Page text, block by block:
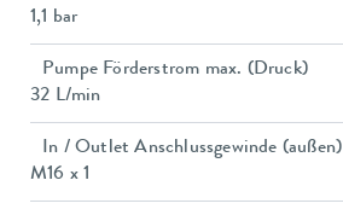
1,1 bar
Pumpe Förderstrom max. (Druck)
32 L/min
In / Outlet Anschlussgewinde (außen)
M16 x 1